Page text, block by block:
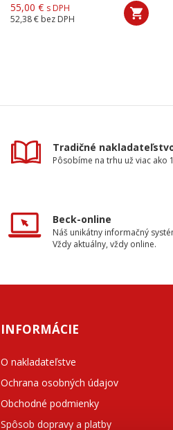
55,00 € s DPH
52,38 € bez DPH
Tradičné
Pôsobíme na trhu už viac ako
Beck-online
Náš unikátny informačný
Vždy aktuálny, vždy online.
INFORMÁCIE
O nakladateľstve
Ochrana osobných údajov
Obchodné podmienky
Spôsob dopravy a platby